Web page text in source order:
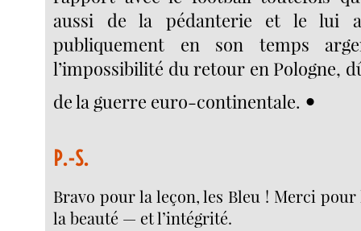
aussi de la pédanterie et le lui
publiquement en son temps
l’impossibilité du retour en Pologne,
de la guerre euro-continentale. •
P.-S.
Bravo pour la leçon, les Bleu ! Merci
la beauté — et l’intégrité.